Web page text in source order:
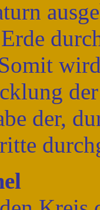
der,